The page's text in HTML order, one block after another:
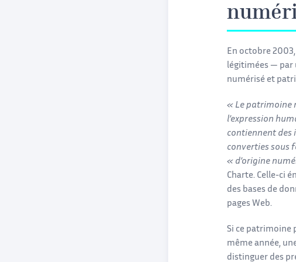
En octobre
légitimées — par
numérisé et
« Le patrimoine
l’expression
contiennent des
converties sous
« d’origine
Charte. Celle-ci
des bases de
pages Web.
Si ce patrimoine
même année,
distinguer des